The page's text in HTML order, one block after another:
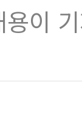
이